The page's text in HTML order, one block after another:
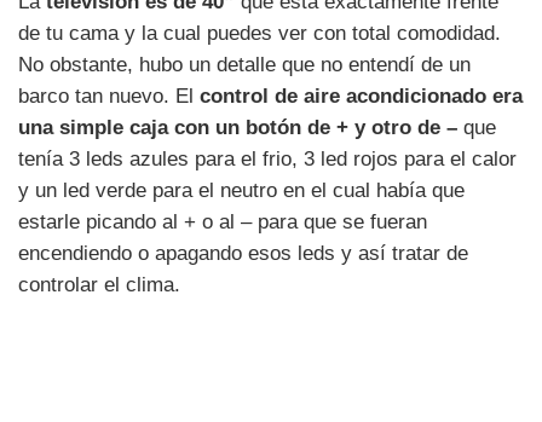
de tu cama y la cual puedes ver con total comodidad.
No obstante, hubo un detalle que no entendí de un
barco tan nuevo. El control de aire acondicionado era
una simple caja con un botón de + y otro de – que
tenía 3 leds azules para el frio, 3 led rojos para el calor
y un led verde para el neutro en el cual había que
estarle picando al + o al – para que se fueran
encendiendo o apagando esos leds y así tratar de
controlar el clima.